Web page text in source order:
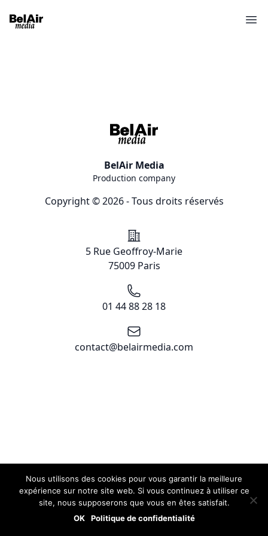
BelAir Media
Production company
Copyright © 2026 - Tous droits réservés
Addresse
5 Rue Geoffroy-Marie
75009 Paris
Téléphone
01 44 88 28 18
Email
contact@belairmedia.com
Nous utilisons des cookies pour vous garantir la meilleure
expérience sur notre site web. Si vous continuez à utiliser ce
site, nous supposerons que vous en êtes satisfait.
OK
Politique de confidentialité